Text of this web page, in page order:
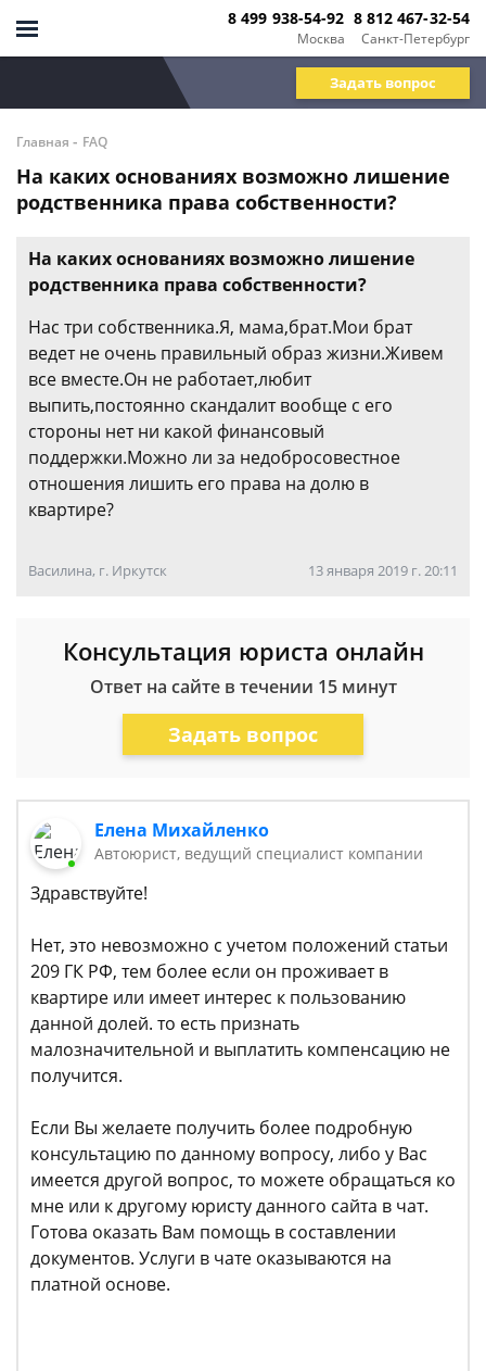
Москва
8 499 938-54-92
Санкт-Петербург
8 812 467-32-54
Задать вопрос
Главная - FAQ
На каких основаниях возможно лишение
родственника права собственности?
На каких основаниях возможно лишение
родственника права собственности?
Нас три собственника.Я, мама,брат.Мои брат
ведет не очень правильный образ жизни.Живем
все вместе.Он не работает,любит
выпить,постоянно скандалит вообще с его
стороны нет ни какой финансовый
поддержки.Можно ли за недобросовестное
отношения лишить его права на долю в
квартире?
Василина, г. Иркутск 13 января 2019 г. 20:11
Консультация юриста онлайн
Ответ на сайте в течении 15 минут
Задать вопрос
Елена Михайленко
Автоюрист, ведущий специалист компании
Здравствуйте!
Нет, это невозможно с учетом положений статьи
209 ГК РФ, тем более если он проживает в
квартире или имеет интерес к пользованию
данной долей. то есть признать
малозначительной и выплатить компенсацию не
получится.
Если Вы желаете получить более подробную
консультацию по данному вопросу, либо у Вас
имеется другой вопрос, то можете обращаться ко
мне или к другому юристу данного сайта в чат.
Готова оказать Вам помощь в составлении
документов. Услуги в чате оказываются на
платной основе.